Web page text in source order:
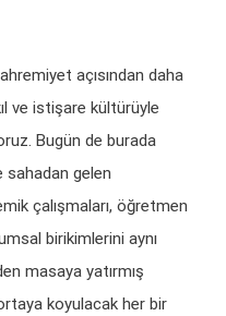
açısından daha
ve istişare kültürüyle
Bugün de burada
sahadan gelen
çalışmaları, öğretmen
birikimlerini aynı
masaya yatırmış
koyulacak her bir